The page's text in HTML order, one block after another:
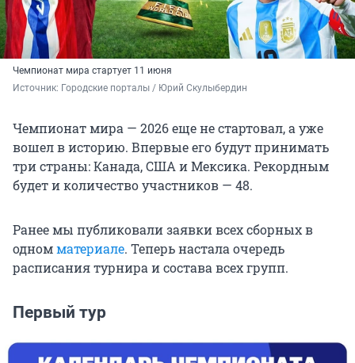
Чемпионат мира стартует 11 июня
Источник: Городские порталы / Юрий Скулыбердин
Чемпионат мира — 2026 еще не стартовал, а уже
вошел в историю. Впервые его будут принимать
три страны: Канада, США и Мексика. Рекордным
будет и количество участников — 48.
Ранее мы публиковали заявки всех сборных в
одномматериале. Теперь настала очередь
расписания турнира и состава всех групп.
Первый тур